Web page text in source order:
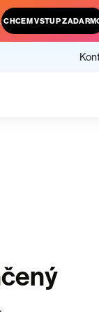
CHCEM VSTUP